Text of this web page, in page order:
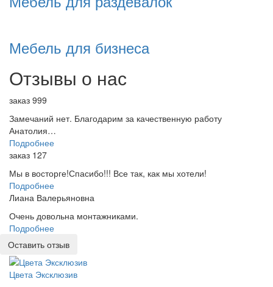
Мебель для бизнеса
Отзывы о нас
заказ 999
Замечаний нет. Благодарим за качественную работу
Анатолия…
Подробнее
заказ 127
Мы в восторге!Спасибо!!! Все так, как мы хотели!
Подробнее
Лиана Валерьяновна
Очень довольна монтажниками.
Подробнее
Оставить отзыв
Цвета Эксклюзив